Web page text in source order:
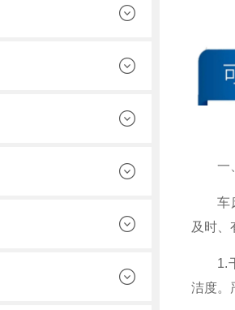
一
车床
及时、
1.干
洁度。